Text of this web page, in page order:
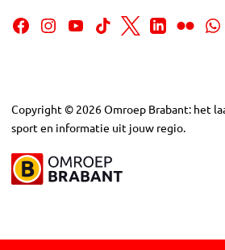
Copyright © 2026Omroep Brabant: het
sport en informatie uit jouw regio.